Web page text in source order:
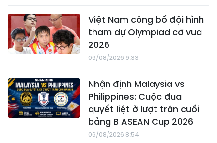
Việt Nam công bố đội hình
tham dự Olympiad cờ vua
2026
06/08/2026 9:33
Nhận định Malaysia vs
Philippines: Cuộc đua
quyết liệt ở lượt trận cuối
bảng B ASEAN Cup 2026
06/08/2026 8:54